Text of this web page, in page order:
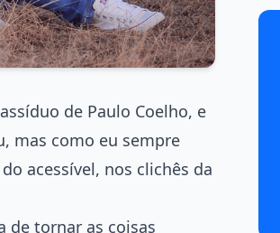
de Paulo Coelho, e
mas como eu sempre
acessível, nos clichês da
de tornar as coisas